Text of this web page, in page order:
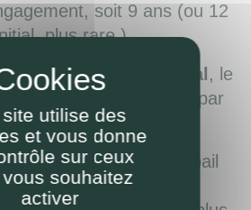
soit 9 ans (ou 12
plus rare ).
de l'engagement initial , le
de tout engagement par
Censi Bouvard.
au renouvellement du bail
Censi Bouvard)
site utilise des
et vous donne
sur ceux
souhaitez
activer